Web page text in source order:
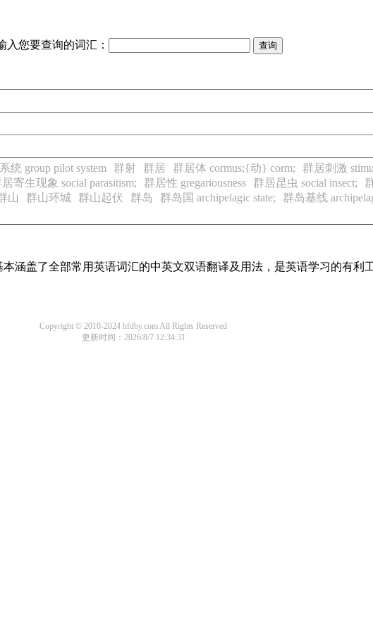
入您要查询的词汇：
统 group pilot system 群射 群居 群居体 cormus;{动} corm; 群居刺激
寄生现象 social parasitism; 群居性 gregariousness 群居昆虫 social insect;
山 群山环城 群山起伏 群岛 群岛国 archipelagic state; 群岛基线
涵盖了全部常用英语词汇的中英文双语翻译及用法，是英语学习的有利工
Copyright © 2010-2024 hfdby.com All Rights Reserved
更新时间：2026/8/7 12:34:31